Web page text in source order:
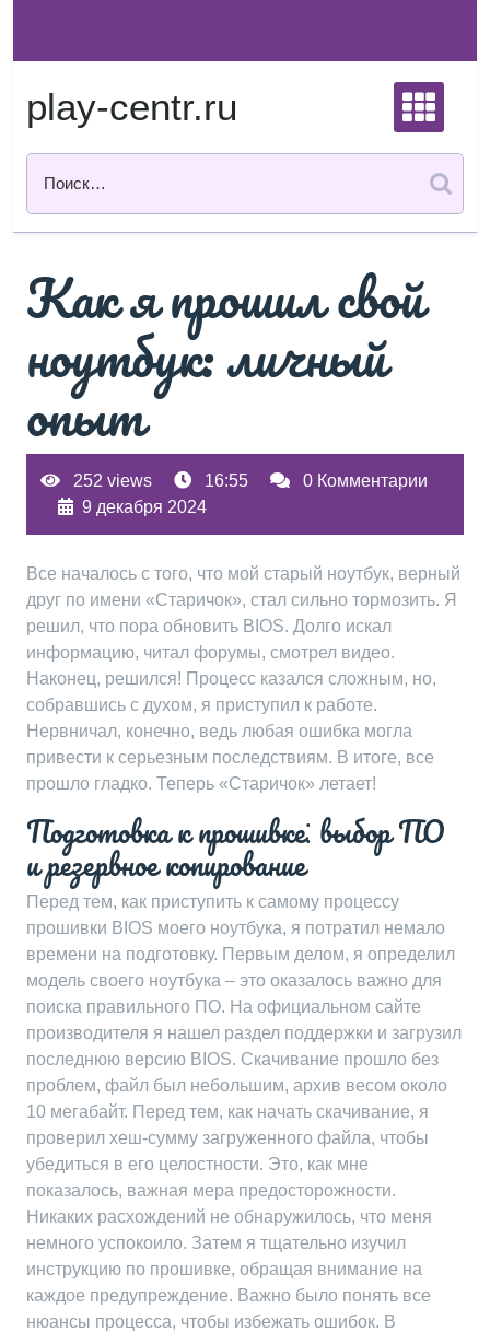
содержимому
play-centr.ru
Как я прошил свой
ноутбук: личный
опыт
252 views 16:55
0 Комментарии
9 декабря 2024
Все началось с того, что мой старый ноутбук, верный
друг по имени «Старичок», стал сильно тормозить. Я
решил, что пора обновить BIOS. Долго искал
информацию, читал форумы, смотрел видео.
Наконец, решился! Процесс казался сложным, но,
собравшись с духом, я приступил к работе.
Нервничал, конечно, ведь любая ошибка могла
привести к серьезным последствиям. В итоге, все
прошло гладко. Теперь «Старичок» летает!
Подготовка к прошивке⁚ выбор ПО
и резервное копирование
Перед тем, как приступить к самому процессу
прошивки BIOS моего ноутбука, я потратил немало
времени на подготовку. Первым делом, я определил
модель своего ноутбука – это оказалось важно для
поиска правильного ПО. На официальном сайте
производителя я нашел раздел поддержки и загрузил
последнюю версию BIOS. Скачивание прошло без
проблем, файл был небольшим, архив весом около
10 мегабайт. Перед тем, как начать скачивание, я
проверил хеш-сумму загруженного файла, чтобы
убедиться в его целостности. Это, как мне
показалось, важная мера предосторожности.
Никаких расхождений не обнаружилось, что меня
немного успокоило. Затем я тщательно изучил
инструкцию по прошивке, обращая внимание на
каждое предупреждение. Важно было понять все
нюансы процесса, чтобы избежать ошибок. В